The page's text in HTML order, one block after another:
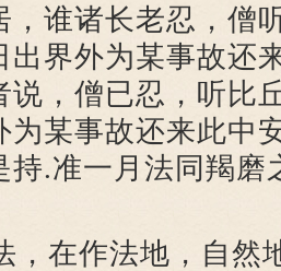
，谁诸长老忍，僧
出界外为某事故还
说，僧已忍，听比
为某事故还来此中
持.准一月法同羯磨
在作法地，自然